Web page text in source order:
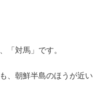
「対馬」です。
、朝鮮半島のほうが近い